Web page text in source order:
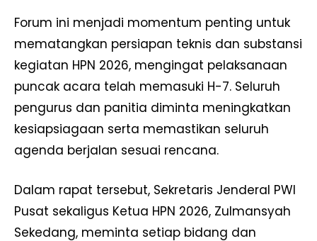
Forum ini menjadi momentum penting untuk
mematangkan persiapan teknis dan substansi
kegiatan HPN 2026, mengingat pelaksanaan
puncak acara telah memasuki H-7. Seluruh
pengurus dan panitia diminta meningkatkan
kesiapsiagaan serta memastikan seluruh
agenda berjalan sesuai rencana.
Dalam rapat tersebut, Sekretaris Jenderal PWI
Pusat sekaligus Ketua HPN 2026, Zulmansyah
Sekedang, meminta setiap bidang dan